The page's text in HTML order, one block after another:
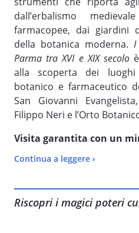
dall’erbalismo
farmacopee, dai giardini
della botanica moderna.I
Parma tra XVI e XIX secolo
alla scoperta dei
botanico e farmaceutico
San Giovanni
Filippo Neri e l’Orto
Visita garantita con un
Visita il nostro
Continua a leggere ›
Riscopri i magici poteri